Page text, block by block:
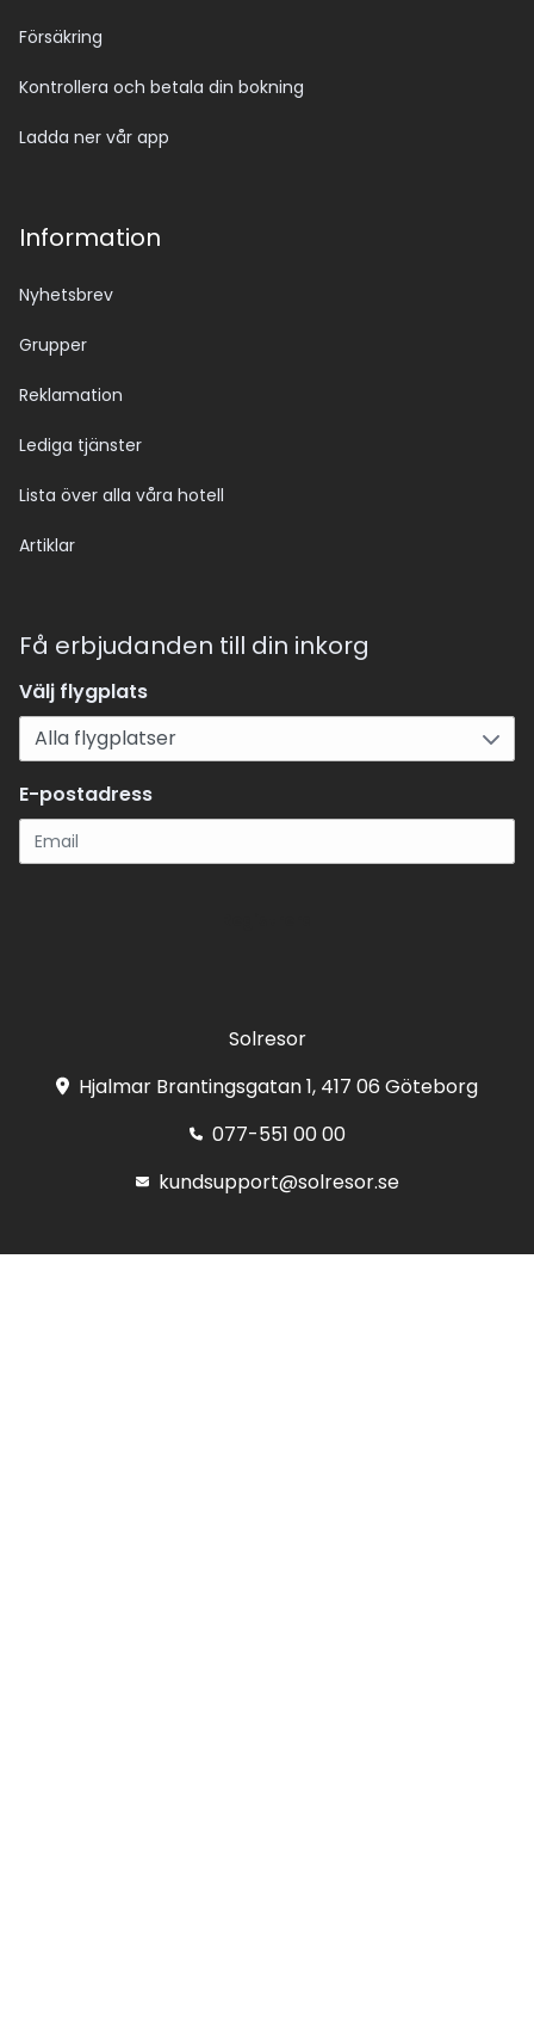
Försäkring
Kontrollera och betala din bokning
Ladda ner vår app
Information
Nyhetsbrev
Grupper
Reklamation
Lediga tjänster
Lista över alla våra hotell
Artiklar
Få erbjudanden till din inkorg
Välj flygplats
E-postadress
Solresor
Hjalmar Brantingsgatan 1, 417 06 Göteborg
077-551 00 00
kundsupport@solresor.se